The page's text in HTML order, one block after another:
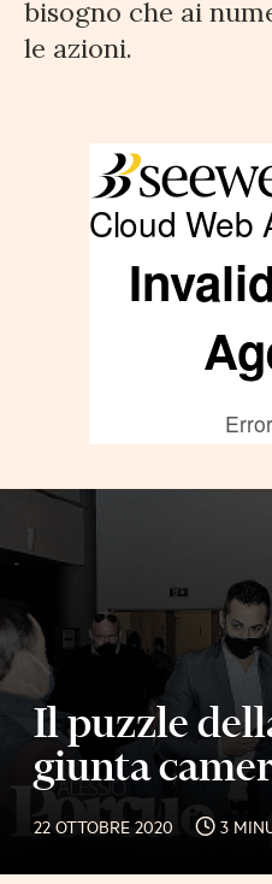
bisogno che ai
le azioni.
Il puzzle
giunta
22 OTTOBRE 2020 3